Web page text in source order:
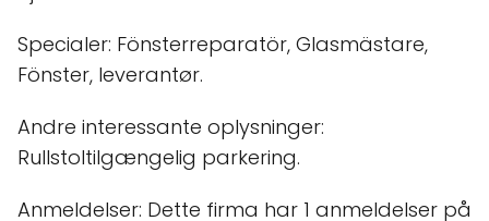
Specialer: Fönsterreparatör, Glasmästare,
Fönster, leverantør.
Andre interessante oplysninger:
Rullstoltilgængelig parkering.
Anmeldelser: Dette firma har 1 anmeldelser på